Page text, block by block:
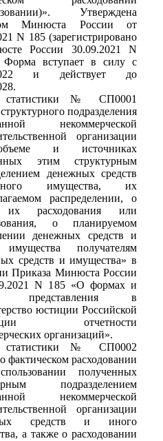
Утверждена
Минюста России от
N 185 (зарегистрировано
России 30.09.2021 N
Форма вступает в силу с
и действует до
статистики № СП0001
подразделения
некоммерческой
организации
и источниках
этим структурным
денежных средств
имущества, их
распределении, о
их расходования или
о планируемом
денежных средств и
получателям
средств и имущества» в
Приказа Минюста России
N 185 «О формах и
представления в
юстиции Российской
отчетности
организаций».
статистики № СП0002
фактическом расходовании
полученных
подразделением
некоммерческой
организации
средств и иного
а также о расходовании